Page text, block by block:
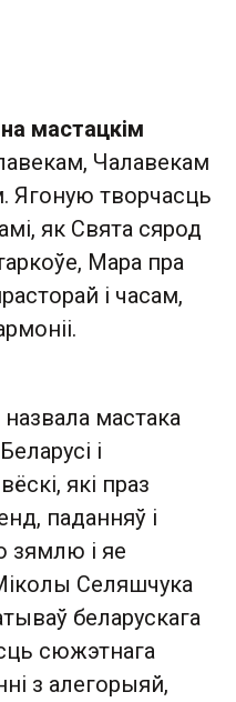
мастацкім
Чалавекам
Ягоную творчасць
як Свята сярод
Мара пра
і часам,
мастака
і
які праз
паданняў і
зямлю і яе
Селяшчука
беларускага
сюжэтнага
з алегорыяй,